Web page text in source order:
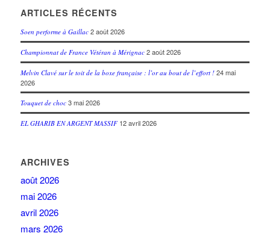
ARTICLES RÉCENTS
Soen performe à Gaillac 2 août 2026
Championnat de France Vétéran à Mérignac 2 août 2026
Melvin Clavé sur le toit de la boxe française : l’or au bout de l’effort ! 24 mai
2026
Touquet de choc 3 mai 2026
EL GHARIB EN ARGENT MASSIF 12 avril 2026
ARCHIVES
août 2026
mai 2026
avril 2026
mars 2026